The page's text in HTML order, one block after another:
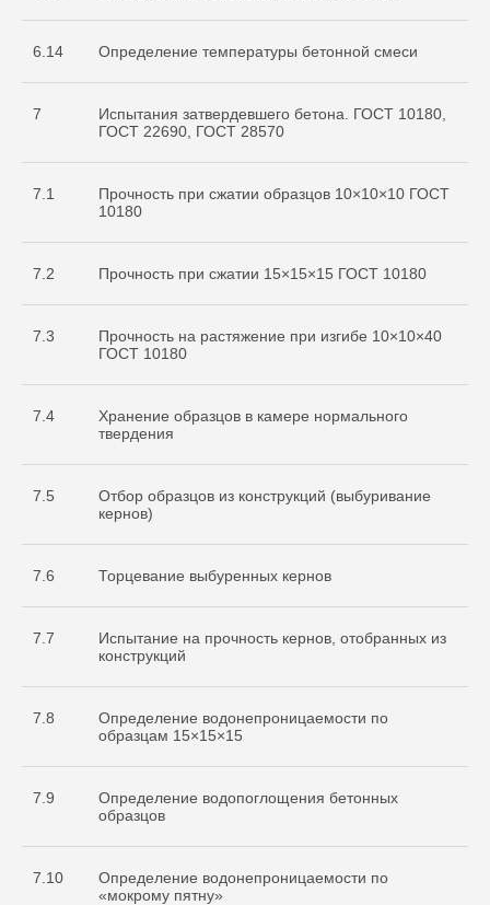
6.14 Определение температуры бетонной смеси
7
Испытания затвердевшего бетона. ГОСТ 10180,
ГОСТ 22690, ГОСТ 28570
7.1
Прочность при сжатии образцов 10×10×10 ГОСТ
10180
7.2 Прочность при сжатии 15×15×15 ГОСТ 10180
7.3
Прочность на растяжение при изгибе 10×10×40
ГОСТ 10180
7.4
Хранение образцов в камере нормального
твердения
7.5
Отбор образцов из конструкций (выбуривание
кернов)
7.6 Торцевание выбуренных кернов
7.7
Испытание на прочность кернов, отобранных из
конструкций
7.8
Определение водонепроницаемости по
образцам 15×15×15
7.9
Определение водопоглощения бетонных
образцов
7.10
Определение водонепроницаемости по
«мокрому пятну»
info@sdo-eng.ru